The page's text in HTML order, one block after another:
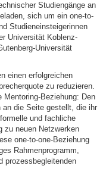
Studiengänge an
sich um ein one-to-
Studieneinsteigerinnen
Universität Koblenz-
Universität
einen erfolgreichen
zu reduzieren.
Mentoring-Beziehung: Den
an die Seite gestellt, die ihr
und fachliche
zu neuen Netzwerken
one-to-one-Beziehung
Rahmenprogramm,
prozessbegleitenden